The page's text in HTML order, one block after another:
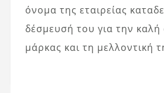
όνομα της εταιρείας
δέσμευσή του για την
μάρκας και τη μελλοντική